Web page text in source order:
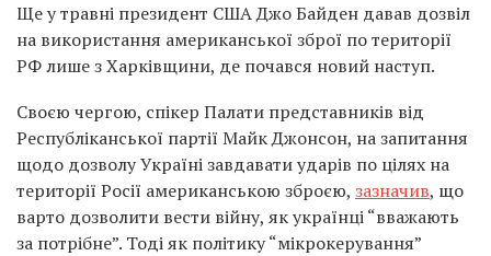
Ще у травні президент США Джо Байден давав дозвіл
на використання американської зброї по території
РФ лише з Харківщини, де почався новий наступ.
Своєю чергою, спікер Палати представників від
Республіканської партії Майк Джонсон, на запитання
щодо дозволу Україні завдавати ударів по цілях на
території Росії американською зброєю, зазначив, що
варто дозволити вести війну, як українці “вважають
за потрібне”. Тоді як політику “мікрокерування”